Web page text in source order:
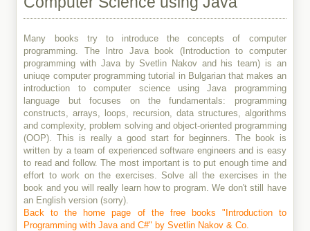
Many books try to introduce the concepts of computer
programming. The Intro Java book (Introduction to computer
programming with Java by Svetlin Nakov and his team) is an
uniuqe computer programming tutorial in Bulgarian that makes an
introduction to computer science using Java programming
language but focuses on the fundamentals: programming
constructs, arrays, loops, recursion, data structures, algorithms
and complexity, problem solving and object-oriented programming
(OOP). This is really a good start for beginners. The book is
written by a team of experienced software engineers and is easy
to read and follow. The most important is to put enough time and
effort to work on the exercises. Solve all the exercises in the
book and you will really learn how to program. We don't still have
an English version (sorry).
Back to the home page of the free books "Introduction to
Programming with Java and C#" by Svetlin Nakov & Co.